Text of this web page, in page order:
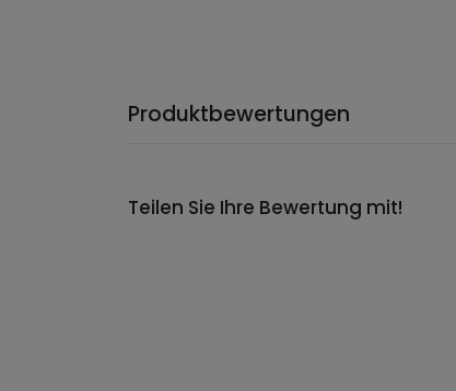
Produktbewertungen
Teilen Sie Ihre Bewertung mit!